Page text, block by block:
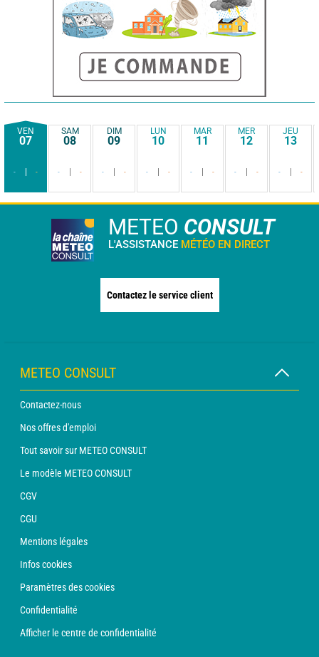
VEN
07
- -
SAM
08
- -
DIM
09
- -
LUN
10
- -
MAR
11
- -
MER
12
- -
JEU
13
- -
METEO CONSULT
L'ASSISTANCE MÉTÉO EN DIRECT
Contactez le service client
METEO CONSULT
Contactez-nous
Nos offres d'emploi
Tout savoir sur METEO CONSULT
Le modèle METEO CONSULT
CGV
CGU
Mentions légales
Infos cookies
Paramètres des cookies
Confidentialité
Afficher le centre de confidentialité